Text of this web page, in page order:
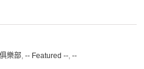
樂部, -- Featured --, --